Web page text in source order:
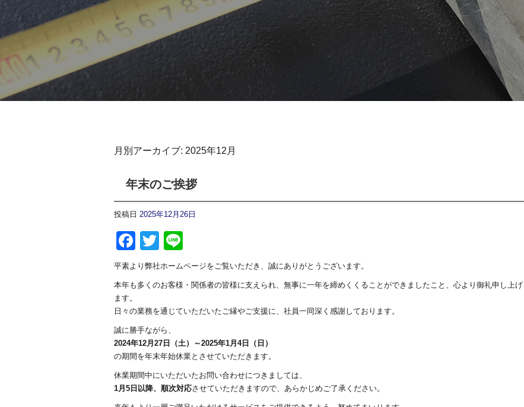
月別アーカイブ: 2025年12月
年末のご挨拶
投稿日 2025年12月26日
Facebook
Twitter
平素より弊社ホームページをご覧いただき、誠にありがとうございます。
本年も多くのお客様・関係者の皆様に支えられ、無事に一年を締めくくることができましたこと、心より御礼申し上げ
ます。
日々の業務を通じていただいたご縁やご支援に、社員一同深く感謝しております。
誠に勝手ながら、
2024年12月27日（土）～2025年1月4日（日）
の期間を年末年始休業とさせていただきます。
休業期間中にいただいたお問い合わせにつきましては、
1月5日以降、順次対応させていただきますので、あらかじめご了承ください。